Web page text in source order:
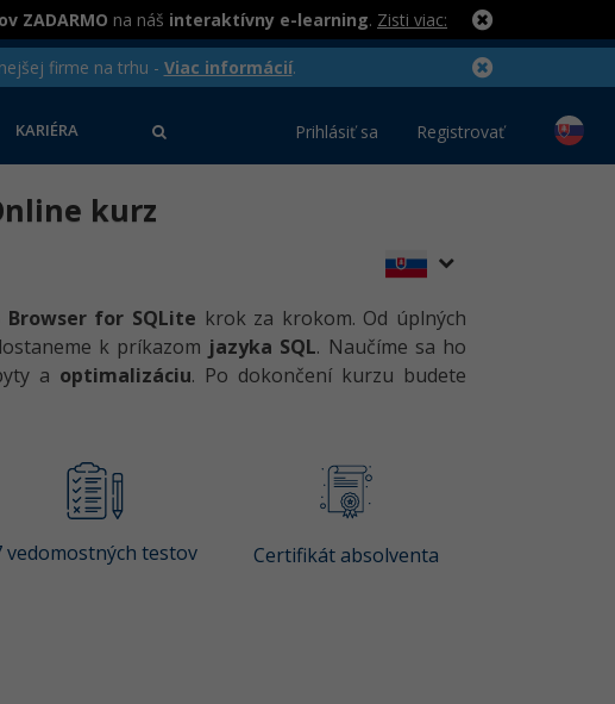
ZADARMO na náš interaktívny e-learning. Zisti viac:
firme na trhu - Viac informácií.
KARIÉRA Prihlásiť sa Registrovať
kurz
Browser for SQLite krok za krokom. Od úplných
k príkazom jazyka SQL. Naučíme sa ho
a optimalizáciu. Po dokončení kurzu budete
vedomostných testov Certifikát absolventa